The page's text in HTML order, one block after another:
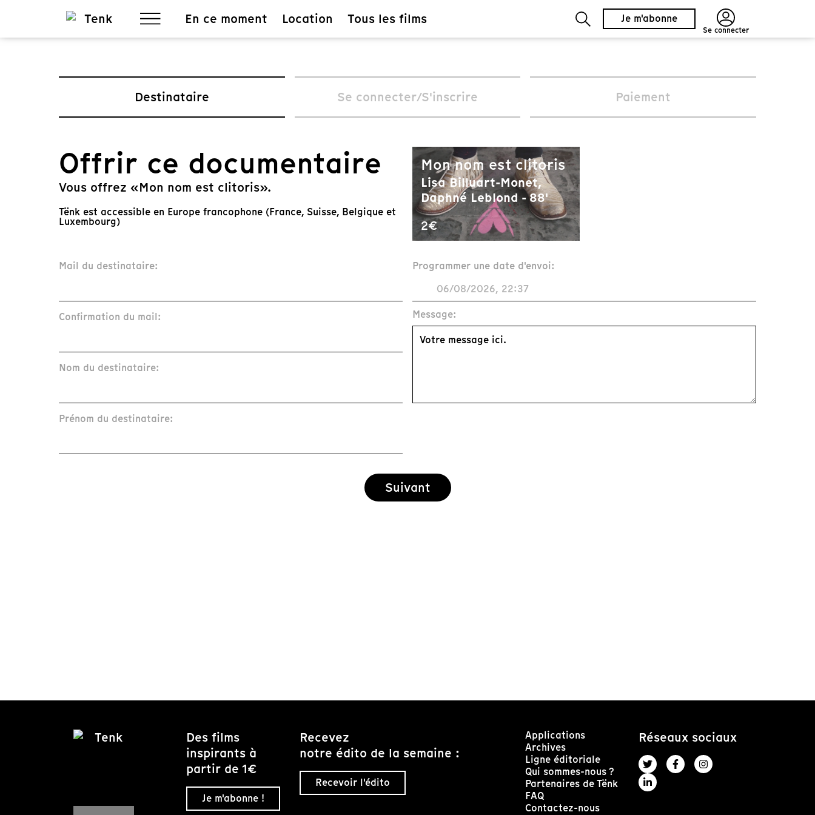
En ce moment Location Tous les films Je m'abonne
Se connecter
Destinataire Se connecter/S'inscrire Paiement
Offrir ce documentaire
Vous offrez «Mon nom est clitoris».
Tënk est accessible en Europe francophone (France, Suisse, Belgique et
Luxembourg)
Mon nom est clitoris
Lisa Billuart-Monet,
Daphné Leblond - 88'
2€
Mail du destinataire:
Confirmation du mail:
Nom du destinataire:
Prénom du destinataire:
Programmer une date d'envoi:
Message:
Suivant
Des films
inspirants à
partir de 1€
Je m'abonne !
Recevez
notre édito de la semaine :
Recevoir l'édito
Applications
Archives
Ligne éditoriale
Qui sommes-nous ?
Partenaires de Tënk
FAQ
Contactez-nous
Réseaux sociaux